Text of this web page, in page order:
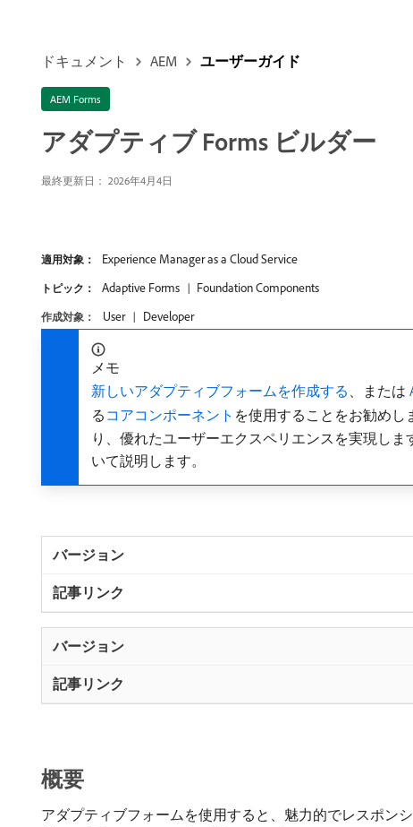
ドキュメント AEM ユーザーガイド
AEM Forms
アダプティブ Forms ビルダー
最終更新日： 2026年4月4日
適用対象： Experience Manager as a Cloud Service
トピック： Adaptive Forms Foundation Components
作成対象： User Developer
メモ
新しいアダプティブフォームを作成する 、または
る コアコンポーネント を使用することをお勧め
り、優れたユーザーエクスペリエンスを実現し
いて説明します。
概要
アダプティブフォームを使用すると、魅力的でレスポン